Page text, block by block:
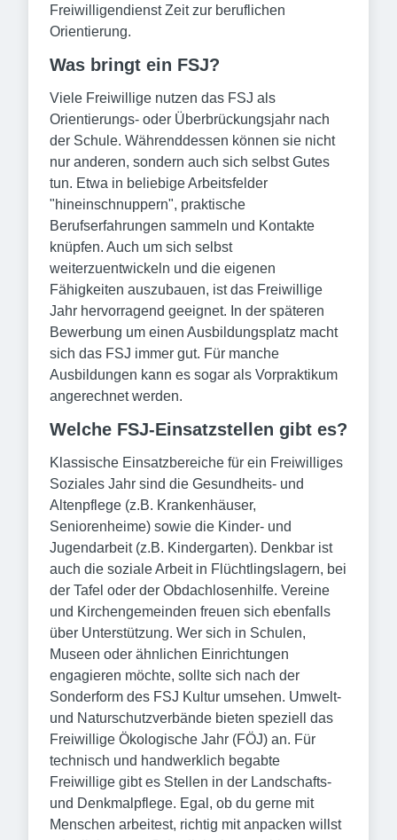
Freiwilligendienst Zeit zur beruflichen
Orientierung.
Was bringt ein FSJ?
Viele Freiwillige nutzen das FSJ als
Orientierungs- oder Überbrückungsjahr nach
der Schule. Währenddessen können sie nicht
nur anderen, sondern auch sich selbst Gutes
tun. Etwa in beliebige Arbeitsfelder
"hineinschnuppern", praktische
Berufserfahrungen sammeln und Kontakte
knüpfen. Auch um sich selbst
weiterzuentwickeln und die eigenen
Fähigkeiten auszubauen, ist das Freiwillige
Jahr hervorragend geeignet. In der späteren
Bewerbung um einen Ausbildungsplatz macht
sich das FSJ immer gut. Für manche
Ausbildungen kann es sogar als Vorpraktikum
angerechnet werden.
Welche FSJ-Einsatzstellen gibt es?
Klassische Einsatzbereiche für ein Freiwilliges
Soziales Jahr sind die Gesundheits- und
Altenpflege (z.B. Krankenhäuser,
Seniorenheime) sowie die Kinder- und
Jugendarbeit (z.B. Kindergarten). Denkbar ist
auch die soziale Arbeit in Flüchtlingslagern, bei
der Tafel oder der Obdachlosenhilfe. Vereine
und Kirchengemeinden freuen sich ebenfalls
über Unterstützung. Wer sich in Schulen,
Museen oder ähnlichen Einrichtungen
engagieren möchte, sollte sich nach der
Sonderform des FSJ Kultur umsehen. Umwelt-
und Naturschutzverbände bieten speziell das
Freiwillige Ökologische Jahr (FÖJ) an. Für
technisch und handwerklich begabte
Freiwillige gibt es Stellen in der Landschafts-
und Denkmalpflege. Egal, ob du gerne mit
Menschen arbeitest, richtig mit anpacken willst